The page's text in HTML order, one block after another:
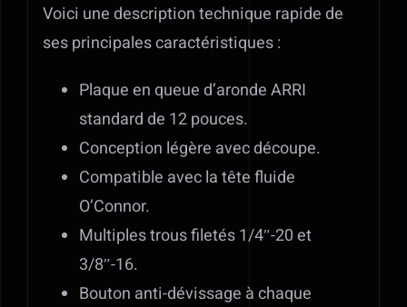
Voici une description technique rapide de
ses principales caractéristiques :
Plaque en queue d’aronde ARRI
standard de 12 pouces.
Conception légère avec découpe.
Compatible avec la tête fluide
O’Connor.
Multiples trous filetés 1/4″-20 et
3/8″-16.
Bouton anti-dévissage à chaque